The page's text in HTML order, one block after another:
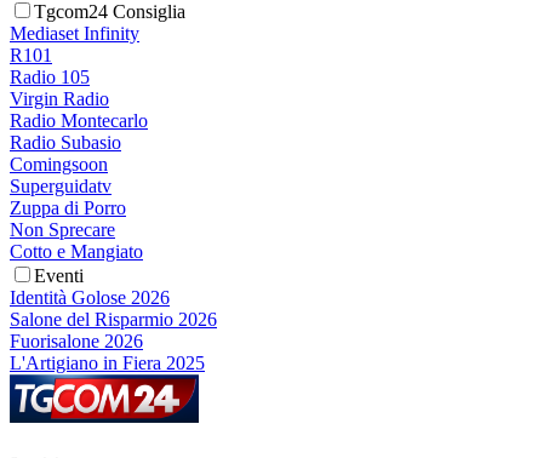
Tgcom24 Consiglia
Mediaset Infinity
R101
Radio 105
Virgin Radio
Radio Montecarlo
Radio Subasio
Comingsoon
Superguidatv
Zuppa di Porro
Non Sprecare
Cotto e Mangiato
Eventi
Identità Golose 2026
Salone del Risparmio 2026
Fuorisalone 2026
L'Artigiano in Fiera 2025